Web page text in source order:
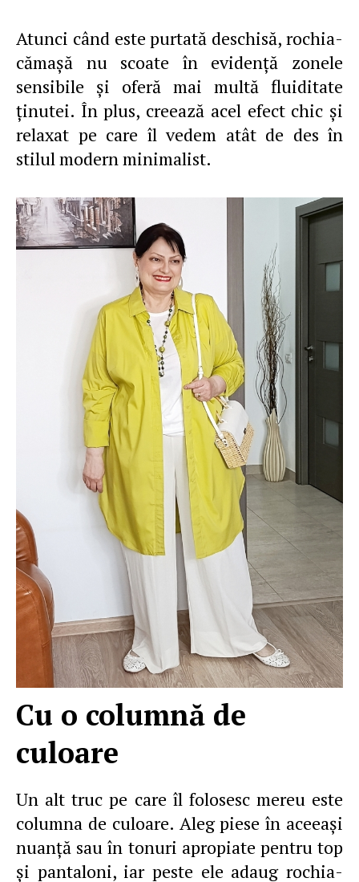
Atunci când este purtată deschisă, rochia-
cămaşă nu scoate în evidenţă zonele
sensibile şi oferă mai multă fluiditate
ţinutei. În plus, creează acel efect chic şi
relaxat pe care îl vedem atât de des în
stilul modern minimalist.
Cu o columnă de
culoare
Un alt truc pe care îl folosesc mereu este
columna de culoare. Aleg piese în aceeaşi
nuanţă sau în tonuri apropiate pentru top
şi pantaloni, iar peste ele adaug rochia-